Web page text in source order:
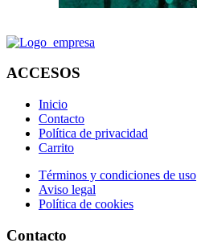
ACCESOS
Inicio
Contacto
Política de privacidad
Carrito
Términos y condiciones de uso
Aviso legal
Política de cookies
Contacto